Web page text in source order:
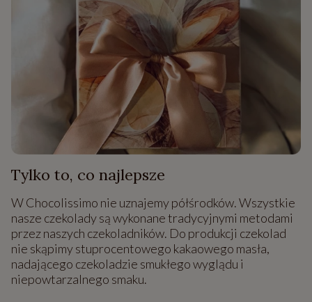
Tylko to, co najlepsze
W Chocolissimo nie uznajemy półśrodków. Wszystkie
nasze czekolady są wykonane tradycyjnymi metodami
przez naszych czekoladników. Do produkcji czekolad
nie skąpimy stuprocentowego kakaowego masła,
nadającego czekoladzie smukłego wyglądu i
niepowtarzalnego smaku.